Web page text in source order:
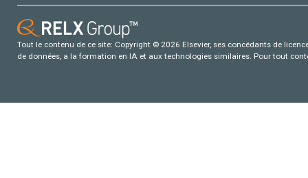
Tout le contenu de ce site: Copyright © 2026 Elsevier, ses concédants de
de données, a la formation en IA et aux technologies similaires. Pour tout